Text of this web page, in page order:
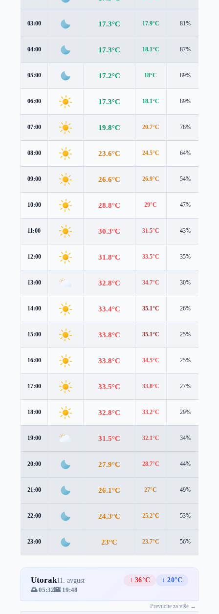
03:00 17.3°C 17.9°C 81%
04:00 17.3°C 18.1°C 87%
05:00 17.2°C 18°C 89%
06:00 17.3°C 18.1°C 89%
07:00 19.8°C 20.7°C 78%
08:00 23.6°C 24.5°C 64%
09:00 26.6°C 26.9°C 54%
10:00 28.8°C 29°C 47%
11:00 30.3°C 31.5°C 43%
12:00 31.8°C 33.5°C 35%
13:00 32.8°C 34.7°C 30%
14:00 33.4°C 35.1°C 26%
15:00 33.8°C 35.1°C 25%
16:00 33.8°C 34.5°C 25%
17:00 33.5°C 33.8°C 27%
18:00 32.8°C 33.2°C 29%
19:00 31.5°C 32.1°C 34%
20:00 27.9°C 28.7°C 44%
21:00 26.1°C 27°C 49%
22:00 24.3°C 25.2°C 53%
23:00 23°C 23.7°C 56%
Utorak11. avgust ↑ 36°C
↓ 20°C
🌅 05:32🌇 19:48
Prevucite za više →